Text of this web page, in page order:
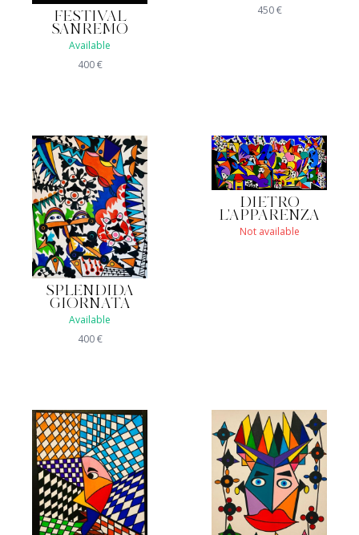
FESTIVAL
SANREMO
Available
400€
450€
SPLENDIDA
GIORNATA
Available
400€
DIETRO
L'APPARENZA
Not available